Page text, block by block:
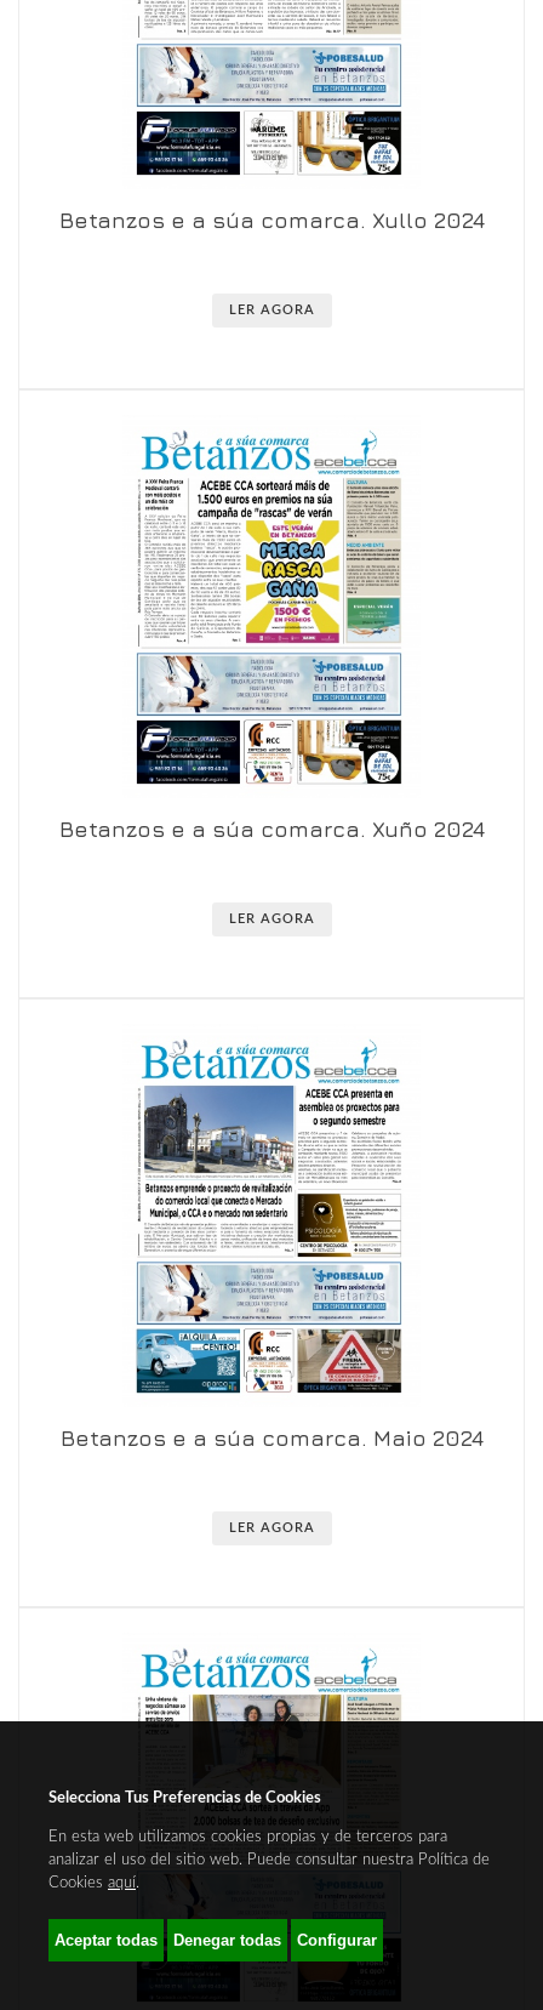
Ver en visor Ver en detalle
Betanzos e a súa comarca. Xullo 2024
LER AGORA
Ver en visor Ver en detalle
Betanzos e a súa comarca. Xuño 2024
LER AGORA
Ver en visor Ver en detalle
Betanzos e a súa comarca. Maio 2024
LER AGORA